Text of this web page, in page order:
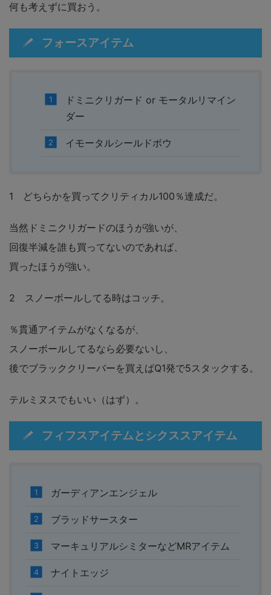
何も考えずに買おう。
フォースアイテム
ドミニクリガード or モータルリマイン
ダー
イモータルシールドボウ
1 どちらかを買ってクリティカル100％達成だ。
当然ドミニクリガードのほうが強いが、
回復半減を誰も買ってないのであれば、
買ったほうが強い。
2 スノーボールしてる時はコッチ。
％貫通アイテムがなくなるが、
スノーボールしてるなら必要ないし、
後でブラッククリーバーを買えばQ1発で5スタックする。
テルミヌスでもいい（はず）。
フィフスアイテムとシクススアイテム
ガーディアンエンジェル
ブラッドサースター
マーキュリアルシミターなどMRアイテム
ナイトエッジ